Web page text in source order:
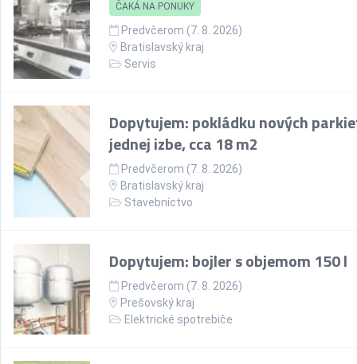
ČAKÁ NA PONUKY
Predvčerom (7. 8. 2026)
Bratislavský kraj
Servis
Dopytujem: pokládku nových
jednej izbe, cca 18 m2
Predvčerom (7. 8. 2026)
Bratislavský kraj
Stavebníctvo
Dopytujem: bojler s objemom 150 l
Predvčerom (7. 8. 2026)
Prešovský kraj
Elektrické spotrebiče